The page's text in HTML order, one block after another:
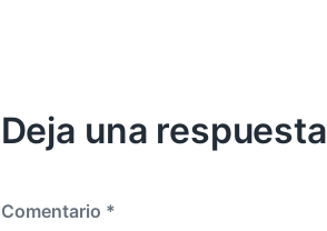
Deja una respuesta
Comentario *